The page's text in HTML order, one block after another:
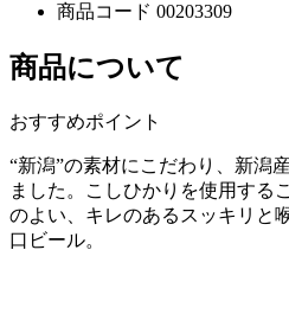
商品コード 00203309
商品について
おすすめポイント
“新潟”の素材にこだわり、新潟
ました。こしひかりを使用する
のよい、キレのあるスッキリと
口ビール。